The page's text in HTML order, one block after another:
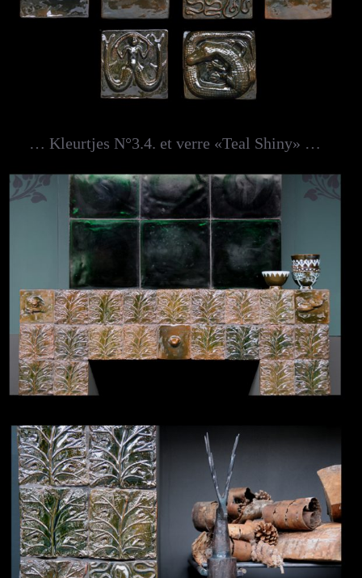
… Kleurtjes N°3.4. et verre «Teal Shiny» …